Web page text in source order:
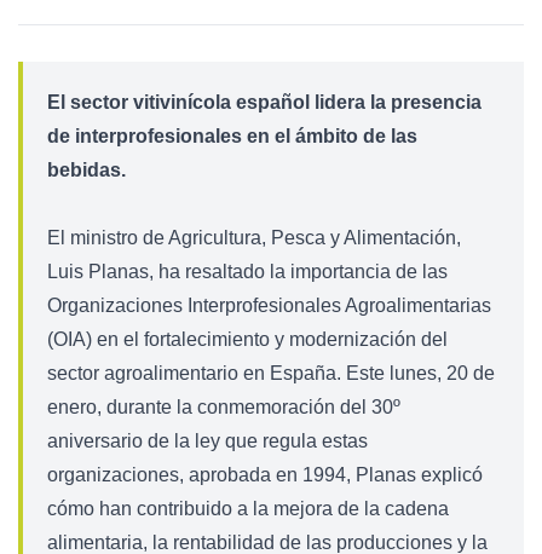
El sector vitivinícola español lidera la presencia
de interprofesionales en el ámbito de las
bebidas.
El ministro de Agricultura, Pesca y Alimentación,
Luis Planas, ha resaltado la importancia de las
Organizaciones Interprofesionales Agroalimentarias
(OIA) en el fortalecimiento y modernización del
sector agroalimentario en España. Este lunes, 20 de
enero, durante la conmemoración del 30º
aniversario de la ley que regula estas
organizaciones, aprobada en 1994, Planas explicó
cómo han contribuido a la mejora de la cadena
alimentaria, la rentabilidad de las producciones y la